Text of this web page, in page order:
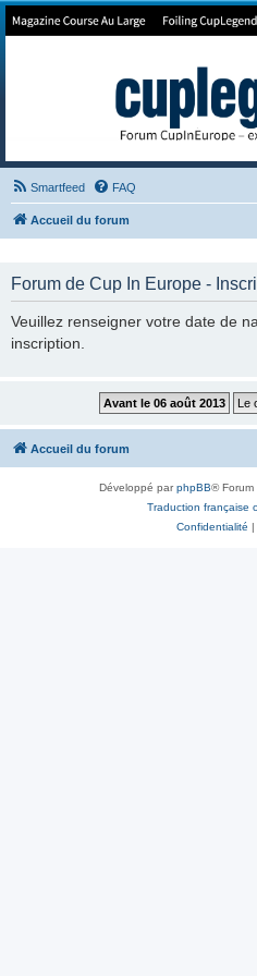
Forum de Cup In
Smartfeed FAQ
Accueil du forum
Forum de Cup In Europe -
Veuillez renseigner votre date de
inscription.
Accueil du forum
Développé parphpBB® Forum
Traduction française
Confidentialité |